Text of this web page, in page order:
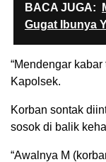
BACA JUGA:
Gugat Ibunya
“Mendengar
Kapolsek.
Korban sontak
sosok di balik
“Awalnya M